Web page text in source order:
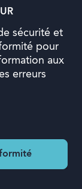
et les